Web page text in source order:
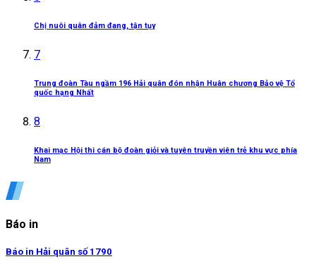
Chị nuôi quân đảm đang, tận tụy
7
Trung đoàn Tàu ngầm 196 Hải quân đón nhận Huân chương Bảo vệ Tổ
quốc hạng Nhất
8
Khai mạc Hội thi cán bộ đoàn giỏi và tuyên truyền viên trẻ khu vực phía
Nam
Báo in
Báo in Hải quân số 1790